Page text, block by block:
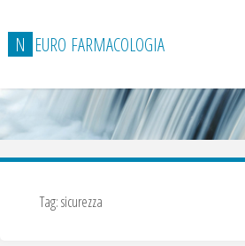
contenuto
N EURO FARMACOLOGIA
Tag:sicurezza